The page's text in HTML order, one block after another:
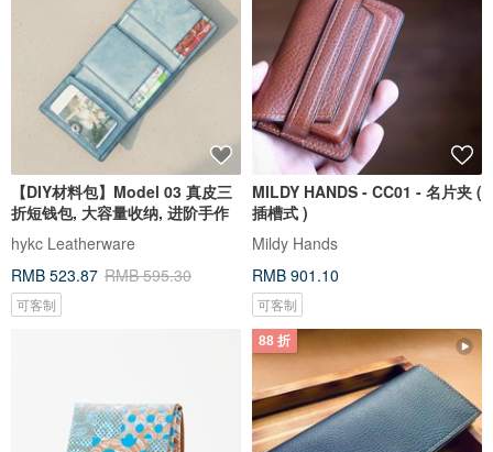
【DIY材料包】Model 03 真皮三
折短钱包, 大容量收纳, 进阶手作
hykc Leatherware
RMB 523.87 RMB 595.30
可客制
MILDY HANDS - CC01 - 名片夹 (
插槽式 )
Mildy Hands
RMB 901.10
可客制
88 折